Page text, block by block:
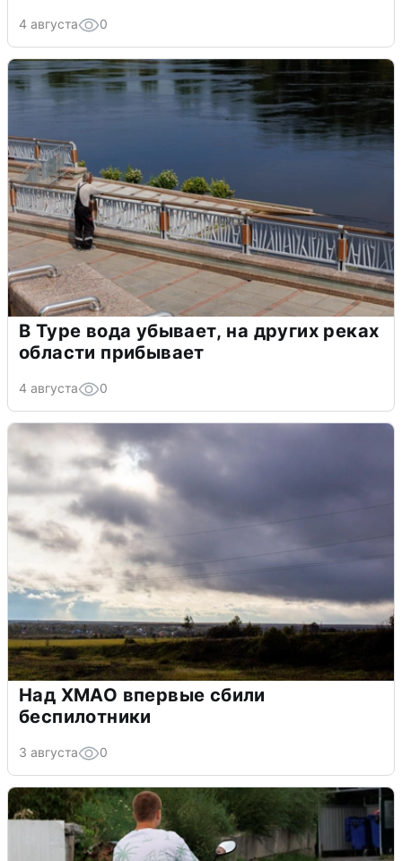
4 августа 0
В Туре вода убывает, на других реках
области прибывает
4 августа 0
Над ХМАО впервые сбили
беспилотники
3 августа 0